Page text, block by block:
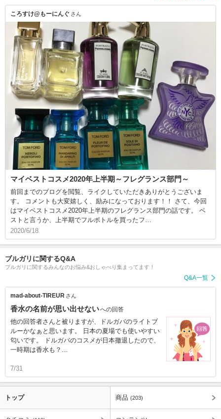
ころすけ@もーにんぐ さん
マイベストコスメ2020年上半期～フレグランス部門～
前回までのブログを閲覧、ライクしていただきありがとうございま
す。 コメントも大変嬉しく、励みになっております！！ さて、今回
はマイベストコスメ2020年上半期のフレグランス部門の話です。 ベ
ストと言うか、上半期でフルボトルを買ったフ…
2020/6/18
ブルガリに関するQ&A
ブルガリに関するみんなのお悩み&おしゃべり集まってます！
Q&A一覧
mad-about-TIREUR さん
香水の名前が思い出せないへの回答
他の回答者さんと被りますが、ドルガバのライトブ
ルーかなぁと思います。 日本の夏場でも使いやすい
匂いです。 ドルガバのコスメが日本撤退したので、
一時期は香水も？…
7/31
トップ 商品 (203)